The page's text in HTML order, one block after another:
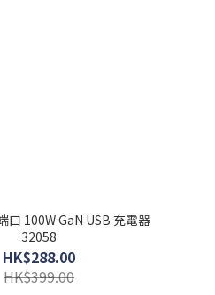
100W GaN USB 充電器
32058
HK$288.00
HK$399.00